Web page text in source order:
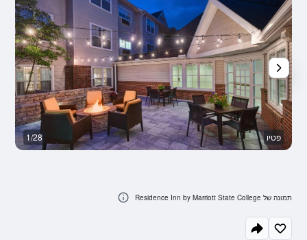
פטיו 1/28
תמונה של Residence Inn by Marriott State College